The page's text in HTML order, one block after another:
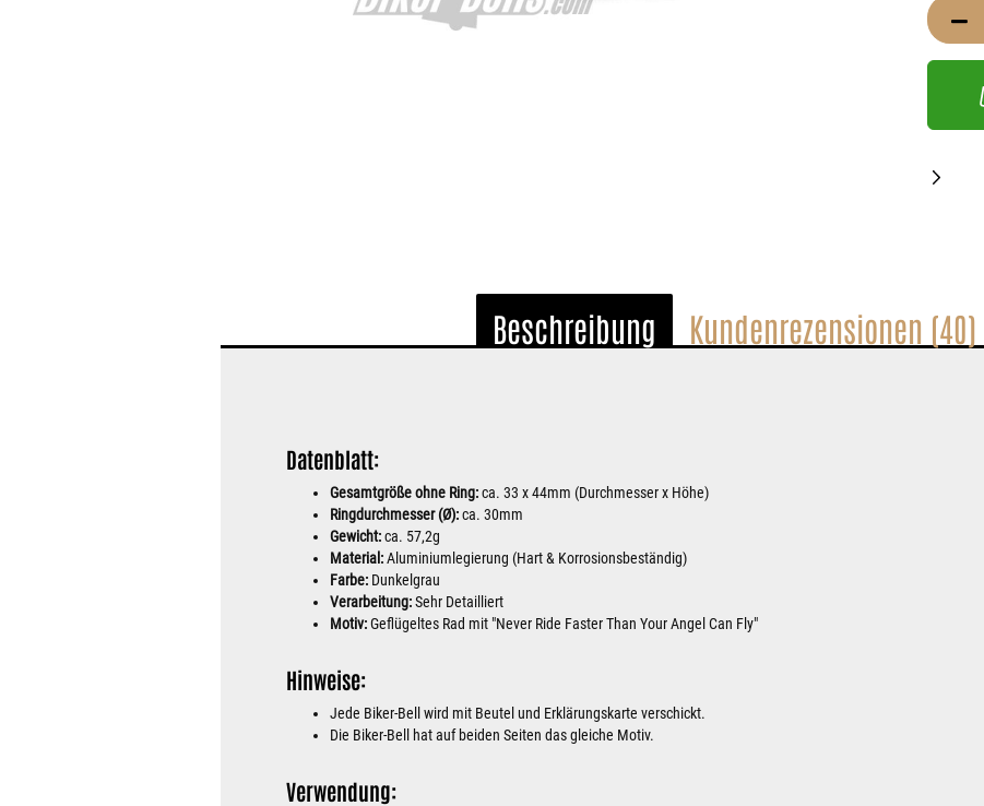
Beschreibung Kundenrezensionen (40)
Datenblatt:
Gesamtgröße ohne Ring:ca. 33 x 44mm (Durchmesser x Höhe)
Ringdurchmesser (Ø):ca. 30mm
Gewicht:ca. 57,2g
Material:Aluminiumlegierung (Hart & Korrosionsbeständig)
Farbe: Dunkelgrau
Verarbeitung:Sehr Detailliert
Motiv:Geflügeltes Rad mit "Never Ride Faster Than Your Angel Can Fly"
Hinweise:
Jede Biker-Bell wird mit Beutel und Erklärungskarte verschickt.
Die Biker-Bell hat auf beiden Seiten das gleiche Motiv.
Verwendung: